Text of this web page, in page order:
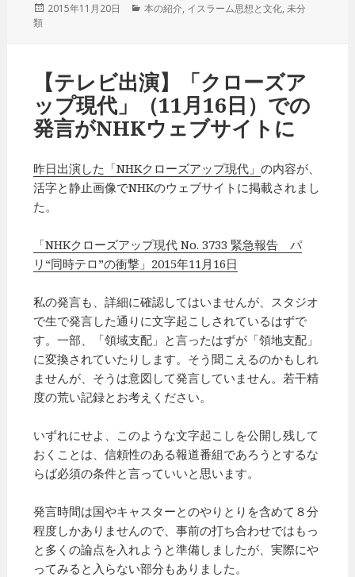
投
2015年11月20日
カ
本の紹介, イスラーム思想と文化,未分
類
【テレビ出演】「クローズア
ップ現代」（11月16日）での
発言がNHKウェブサイトに
昨日出演した「NHKクローズアップ現代」の内容が、
活字と静止画像でNHKのウェブサイトに掲載されまし
た。
「NHKクローズアップ現代 No. 3733 緊急報告 パ
リ“同時テロ”の衝撃」2015年11月16日
私の発言も、詳細に確認してはいませんが、スタジオ
で生で発言した通りに文字起こしされているはずで
す。一部、「領域支配」と言ったはずが「領地支配」
に変換されていたりします。そう聞こえるのかもしれ
ませんが、そうは意図して発言していません。若干精
度の荒い記録とお考えください。
いずれにせよ、このような文字起こしを公開し残して
おくことは、信頼性のある報道番組であろうとするな
らば必須の条件と言っていいと思います。
発言時間は国やキャスターとのやりとりを含めて８分
程度しかありませんので、事前の打ち合わせではもっ
と多くの論点を入れようと準備しましたが、実際にや
ってみると入らない部分もありました。